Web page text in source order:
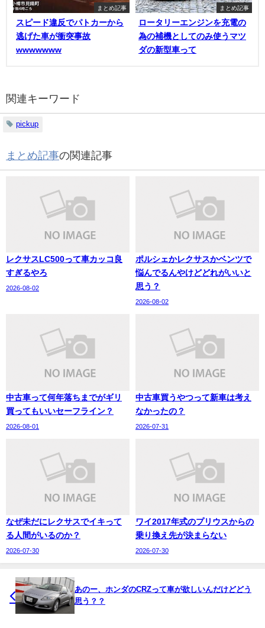
まとめ記事
スピード違反でパトカーから
逃げた車が衝突事故
wwwwwww
まとめ記事
ロータリーエンジンを充電の
為の補機としてのみ使うマツ
ダの新型車って
関連キーワード
pickup
まとめ記事の関連記事
レクサスLC500って車カッコ良
すぎるやろ
2026-08-02
ポルシェかレクサスかベンツで
悩んでるんやけどどれがいいと
思う？
2026-08-02
中古車って何年落ちまでがギリ
買ってもいいセーフライン？
2026-08-01
中古車買うやつって新車は考え
なかったの？
2026-07-31
なぜ未だにレクサスでイキって
る人間がいるのか？
2026-07-30
ワイ2017年式のプリウスからの
乗り換え先が決まらない
2026-07-30
あのー、ホンダのCRZって車が欲しいんだけどどう
思う？？